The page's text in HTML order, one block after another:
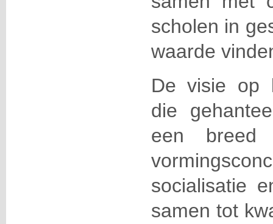
scholen in
waarde
De visie op
die
een breed
socialisatie
samen tot